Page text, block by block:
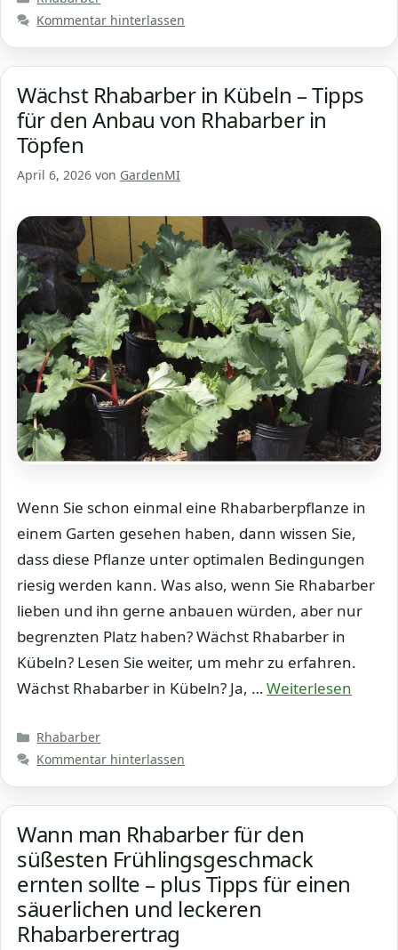
Kommentar hinterlassen
Wächst Rhabarber in Kübeln – Tipps
für den Anbau von Rhabarber in
Töpfen
April 6, 2026 von GardenMI
Wenn Sie schon einmal eine Rhabarberpflanze in
einem Garten gesehen haben, dann wissen Sie,
dass diese Pflanze unter optimalen Bedingungen
riesig werden kann. Was also, wenn Sie Rhabarber
lieben und ihn gerne anbauen würden, aber nur
begrenzten Platz haben? Wächst Rhabarber in
Kübeln? Lesen Sie weiter, um mehr zu erfahren.
Wächst Rhabarber in Kübeln? Ja, …Weiterlesen
Kategorien
Rhabarber
Kommentar hinterlassen
Wann man Rhabarber für den
süßesten Frühlingsgeschmack
ernten sollte – plus Tipps für einen
säuerlichen und leckeren
Rhabarberertrag